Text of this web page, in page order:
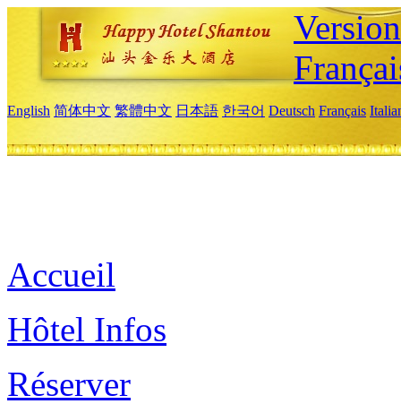
English 简体中文 繁體中文 日本語 한국어 Deutsch Français
Accueil
Hôtel Infos
Réserver